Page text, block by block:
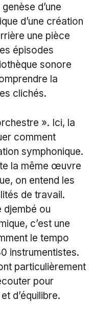
d’une
d’une création
une pièce
épisodes
sonore
la
clichés.
». Ici, la
comment
symphonique.
la même œuvre
on entend les
de travail.
djembé ou
c’est une
le tempo
instrumentistes.
particulièrement
pour
d’équilibre.